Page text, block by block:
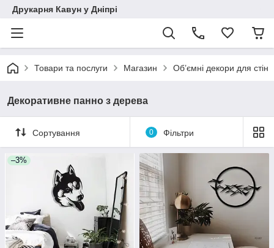
Друкарня Кавун у Дніпрі
Товари та послуги Магазин Об’ємні декори для стін
Декоративне панно з дерева
Сортування 0 Фільтри
–3%